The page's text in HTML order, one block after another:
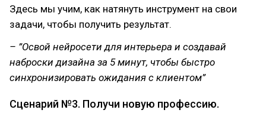
Здесь мы учим, как натянуть инструмент на свои
задачи, чтобы получить результат.
– ”Освой нейросети для интерьера и создавай
наброски дизайна за 5 минут, чтобы быстро
синхронизировать ожидания с клиентом”
Сценарий №3. Получи новую профессию.